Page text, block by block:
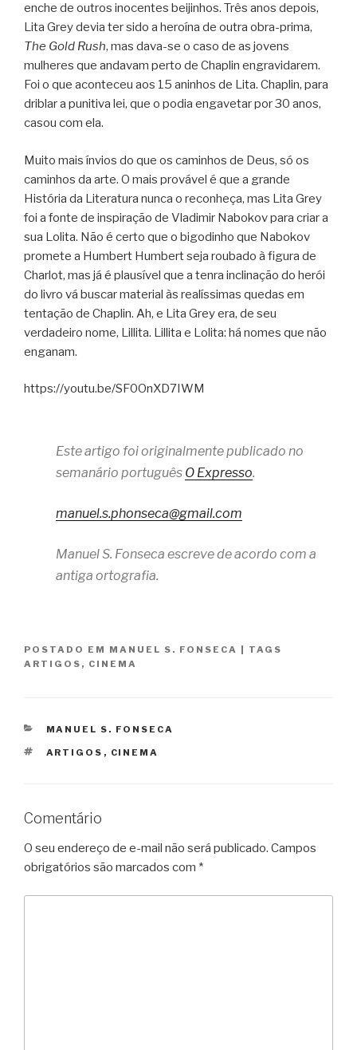
enche de outros inocentes beijinhos. Três anos depois,
Lita Grey devia ter sido a heroína de outra obra-prima,
The Gold Rush, mas dava-se o caso de as jovens
mulheres que andavam perto de Chaplin engravidarem.
Foi o que aconteceu aos 15 aninhos de Lita. Chaplin, para
driblar a punitiva lei, que o podia engavetar por 30 anos,
casou com ela.
Muito mais ínvios do que os caminhos de Deus, só os
caminhos da arte. O mais provável é que a grande
História da Literatura nunca o reconheça, mas Lita Grey
foi a fonte de inspiração de Vladimir Nabokov para criar a
sua Lolita. Não é certo que o bigodinho que Nabokov
promete a Humbert Humbert seja roubado à figura de
Charlot, mas já é plausível que a tenra inclinação do herói
do livro vá buscar material às realíssimas quedas em
tentação de Chaplin. Ah, e Lita Grey era, de seu
verdadeiro nome, Lillita. Lillita e Lolita: há nomes que não
enganam.
https://youtu.be/SF0OnXD7IWM
Este artigo foi originalmente publicado no
semanário português O Expresso.
manuel.s.phonseca@gmail.com
Manuel S. Fonseca escreve de acordo com a
antiga ortografia.
POSTADO EM MANUEL S. FONSECA
TAGS
ARTIGOS , CINEMA
CATEGORIAS
MANUEL S. FONSECA
TAGS
ARTIGOS , CINEMA
Comentário
O seu endereço de e-mail não será publicado. Campos
obrigatórios são marcados com *